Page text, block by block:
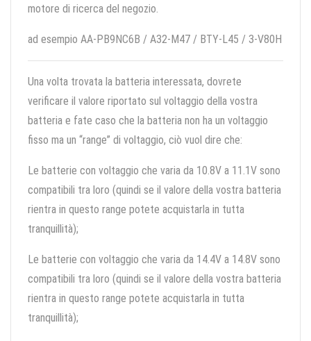
motore di ricerca del negozio.
ad esempio AA-PB9NC6B / A32-M47 / BTY-L45 / 3-V80H
Una volta trovata la batteria interessata, dovrete
verificare il valore riportato sul voltaggio della vostra
batteria e fate caso che la batteria non ha un voltaggio
fisso ma un “range” di voltaggio, ciò vuol dire che:
Le batterie con voltaggio che varia da 10.8V a 11.1V sono
compatibili tra loro (quindi se il valore della vostra batteria
rientra in questo range potete acquistarla in tutta
tranquillità);
Le batterie con voltaggio che varia da 14.4V a 14.8V sono
compatibili tra loro (quindi se il valore della vostra batteria
rientra in questo range potete acquistarla in tutta
tranquillità);